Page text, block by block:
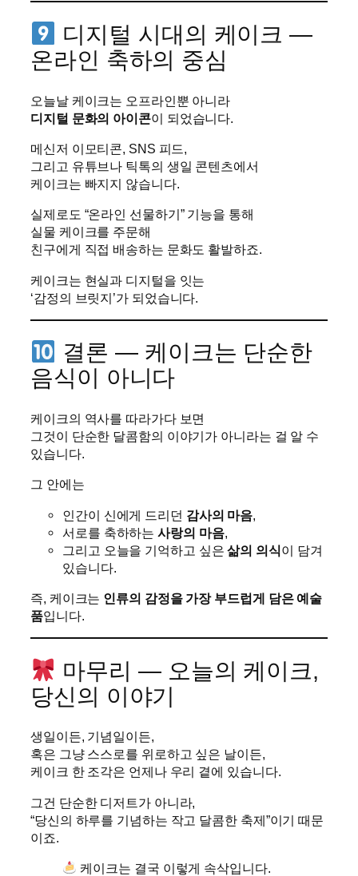
디지털 시대의 케이크 —
온라인 축하의 중심
오늘날 케이크는 오프라인뿐 아니라
디지털 문화의 아이콘이 되었습니다.
메신저 이모티콘, SNS 피드,
그리고 유튜브나 틱톡의 생일 콘텐츠에서
케이크는 빠지지 않습니다.
실제로도 “온라인 선물하기” 기능을 통해
실물 케이크를 주문해
친구에게 직접 배송하는 문화도 활발하죠.
케이크는 현실과 디지털을 잇는
‘감정의 브릿지’가 되었습니다.
결론 — 케이크는 단순한
음식이 아니다
케이크의 역사를 따라가다 보면
그것이 단순한 달콤함의 이야기가 아니라는 걸 알 수
있습니다.
그 안에는
인간이 신에게 드리던 감사의 마음
서로를 축하하는 사랑의 마음,
그리고 오늘을 기억하고 싶은삶의 의식이 담겨
있습니다.
즉, 케이크는 인류의 감정을 가장 부드럽게 담은 예술
품입니다.
마무리 — 오늘의 케이크,
당신의 이야기
생일이든, 기념일이든,
혹은 그냥 스스로를 위로하고 싶은 날이든,
케이크 한 조각은 언제나 우리 곁에 있습니다.
그건 단순한 디저트가 아니라,
“당신의 하루를 기념하는 작고 달콤한 축제”이기 때문
이죠.
케이크는 결국 이렇게 속삭입니다.